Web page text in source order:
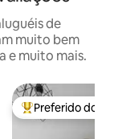
de
muito bem
e muito mais.
Entre os
Preferido dos